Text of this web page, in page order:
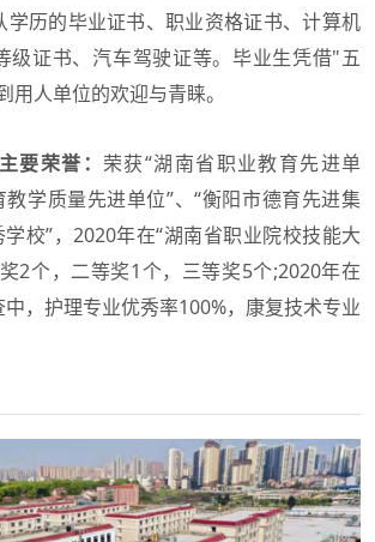
学历的毕业证书、职业资格证书、计算机
级证书、汽车驾驶证等。毕业生凭借"五
用人单位的欢迎与青睐。
要荣誉： 荣获“湖南省职业教育先进单
教学质量先进单位”、“衡阳市德育先进集
学校”，2020年在“湖南省职业院校技能大
2个，二等奖1个，三等奖5个;2020年在
，护理专业优秀率100%，康复技术专业